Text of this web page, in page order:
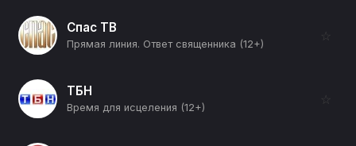
Спас ТВ
Прямая линия. Ответ священника (12+)
☆
ТБН
Время для исцеления (12+)
☆